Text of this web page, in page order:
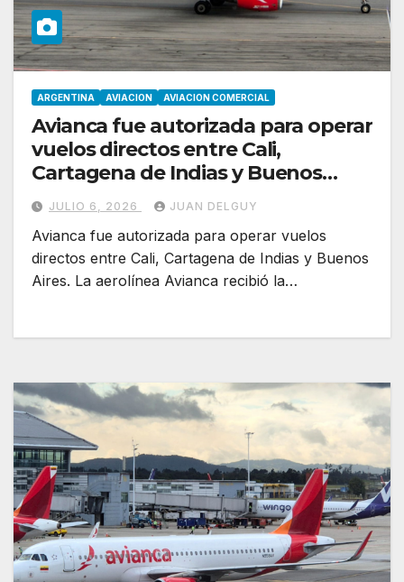
ARGENTINA AVIACION AVIACION COMERCIAL
Avianca fue autorizada para operar
vuelos directos entre Cali,
Cartagena de Indias y Buenos
Aires
JULIO 6, 2026 JUAN DELGUY
Avianca fue autorizada para operar vuelos
directos entre Cali, Cartagena de Indias y Buenos
Aires. La aerolínea Avianca recibió la…